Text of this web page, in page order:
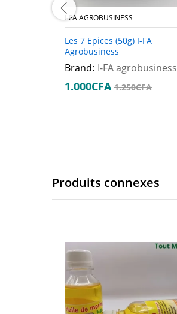
I-FA AGROBUSINESS
Les 7 Epices (50g) I-FA
Agrobusiness
Brand: I-FA agrobusiness
1.000CFA 1.250CFA
1.000CFA 1.250CFA
Produits connexes